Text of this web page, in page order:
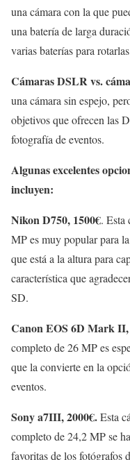
una cámara con la que
una batería de larga
varias baterías para
Cámaras DSLR vs.
una cámara sin espejo,
objetivos que ofrecen las
fotografía de eventos.
Algunas excelentes
incluyen:
Nikon D750, 1500€. Esta
MP es muy popular para
que está a la altura para
característica que
SD.
Canon EOS 6D Mark II,
completo de 26 MP es
que la convierte en la
eventos.
Sony a7III, 2000€.Esta
completo de 24,2 MP se
favoritas de los fotógrafos